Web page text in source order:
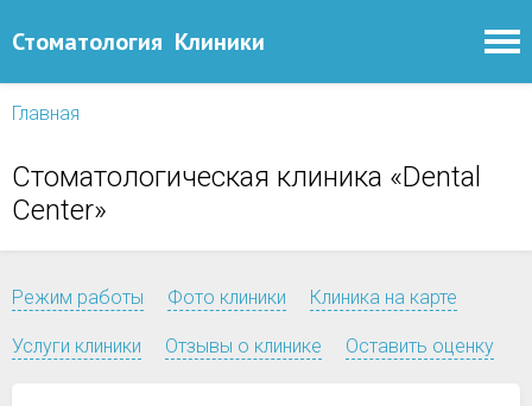
Стоматология Клиники
Главная
Стоматологическая клиника «Dental
Center»
Режим работы Фото клиники Клиника на карте
Услуги клиники Отзывы о клинике Оставить оценку